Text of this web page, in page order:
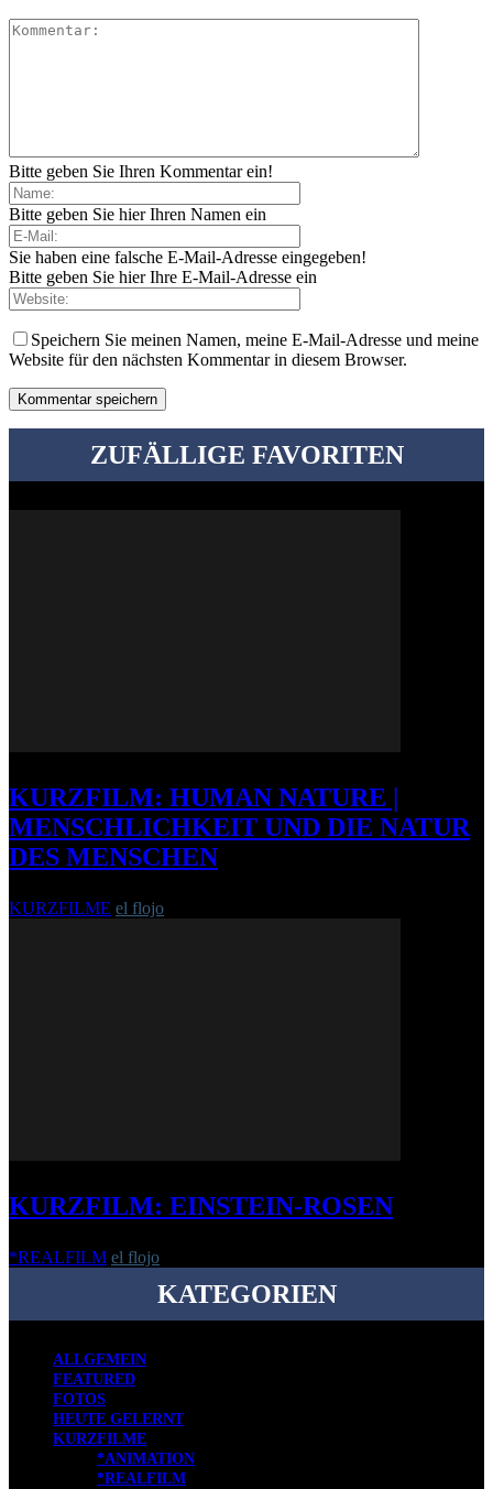
Bitte geben Sie Ihren Kommentar ein!
Bitte geben Sie hier Ihren Namen ein
Sie haben eine falsche E-Mail-Adresse eingegeben!
Bitte geben Sie hier Ihre E-Mail-Adresse ein
Speichern Sie meinen Namen, meine E-Mail-Adresse und meine
Website für den nächsten Kommentar in diesem Browser.
ZUFÄLLIGE FAVORITEN
KURZFILM: HUMAN NATURE |
MENSCHLICHKEIT UND DIE NATUR
DES MENSCHEN
KURZFILME el flojo
KURZFILM: EINSTEIN-ROSEN
*REALFILM el flojo
KATEGORIEN
ALLGEMEIN
FEATURED
FOTOS
HEUTE GELERNT
KURZFILME
*ANIMATION
*REALFILM